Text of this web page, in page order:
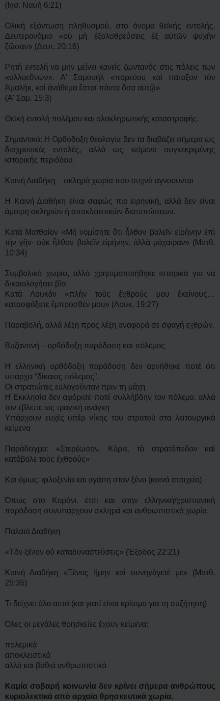
(Ιησ. Ναυή 6:21)
Ολική εξόντωση πληθυσμού, στο όνομα θεϊκής εντολής.
Δευτερονόμιο «οὐ μὴ ἐξολοθρεύσεις ἐξ αὐτῶν ψυχὴν
ζῶσαν» (Δευτ. 20:16)
Ρητή εντολή να μην μείνει κανείς ζωντανός στις πόλεις των
«αλλοεθνών». Αʹ Σαμουήλ «πορεύου καὶ πάταξον τὸν
Ἀμαλήκ, καὶ ἀνάθεμα ἔσται πάντα ὅσα αὐτῷ»
(Αʹ Σαμ. 15:3)
Θεϊκή εντολή πολέμου και ολοκληρωτικής καταστροφής.
Σημαντικό: Η Ορθόδοξη θεολογία δεν τα διαβάζει σήμερα ως
διαχρονικές εντολές, αλλά ως κείμενα συγκεκριμένης
ιστορικής περιόδου.
Καινή Διαθήκη – σκληρά χωρία που συχνά αγνοούνται
Η Καινή Διαθήκη είναι σαφώς πιο ειρηνική, αλλά δεν είναι
άμοιρη σκληρών ή αποκλειστικών διατυπώσεων.
Κατά Ματθαίον «Μὴ νομίσητε ὅτι ἦλθον βαλεῖν εἰρήνην ἐπὶ
τὴν γῆν· οὐκ ἦλθον βαλεῖν εἰρήνην, ἀλλὰ μάχαιραν» (Ματθ.
10:34)
Συμβολικό χωρίο, αλλά χρησιμοποιήθηκε ιστορικά για να
δικαιολογήσει βία.
Κατά Λουκάν «πλὴν τοὺς ἐχθρούς μου ἐκείνους…
κατασφάξατε ἔμπροσθέν μου» (Λουκ. 19:27)
Παραβολή, αλλά λέξη προς λέξη αναφορά σε σφαγή εχθρών.
Βυζαντινή – ορθόδοξη παράδοση και πόλεμος
Η ελληνική ορθόδοξη παράδοση δεν αρνήθηκε ποτέ ότι
υπάρχει “δίκαιος πόλεμος”.
Οι στρατιώτες ευλογούνταν πριν τη μάχη
Η Εκκλησία δεν αφόρισε ποτέ συλλήβδην τον πόλεμο, αλλά
τον έβλεπε ως τραγική ανάγκη
Υπάρχουν ευχές υπέρ νίκης του στρατού στα λειτουργικά
κείμενα
Παράδειγμα: «Στερέωσον, Κύριε, τὸ στρατόπεδον καὶ
κατάβαλε τοὺς ἐχθρούς»
Και όμως: φιλοξενία και αγάπη στον ξένο (κοινό στοιχείο)
Όπως στο Κοράνι, έτσι και στην ελληνική/χριστιανική
παράδοση συνυπάρχουν σκληρά και ανθρωπιστικά χωρία.
Παλαιά Διαθήκη
«Τὸν ξένον οὐ καταδυναστεύσεις» (Έξοδος 22:21)
Καινή Διαθήκη «Ξένος ἤμην καὶ συνηγάγετέ με» (Ματθ.
25:35)
Τι δείχνει όλο αυτό (και γιατί είναι κρίσιμο για τη συζήτηση)
Όλες οι μεγάλες θρησκείες έχουν κείμενα:
πολεμικά
αποκλειστικά
αλλά και βαθιά ανθρωπιστικά
Καμία σοβαρή κοινωνία δεν κρίνει σήμερα ανθρώπους
κυριολεκτικά από αρχαία θρησκευτικά χωρία.